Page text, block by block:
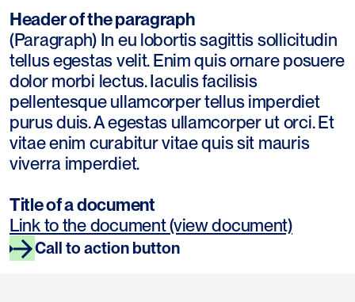
Header of the paragraph
(Paragraph) In eu lobortis sagittis sollicitudin
tellus egestas velit. Enim quis ornare posuere
dolor morbi lectus. Iaculis facilisis
pellentesque ullamcorper tellus imperdiet
purus duis. A egestas ullamcorper ut orci. Et
vitae enim curabitur vitae quis sit mauris
viverra imperdiet.
Title of a document
Link to the document (view document)
Call to action button